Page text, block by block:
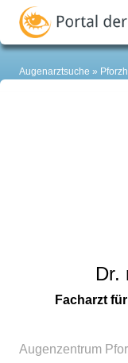
Augenarztsuche
Dr.
Facharzt
Augenzentrum